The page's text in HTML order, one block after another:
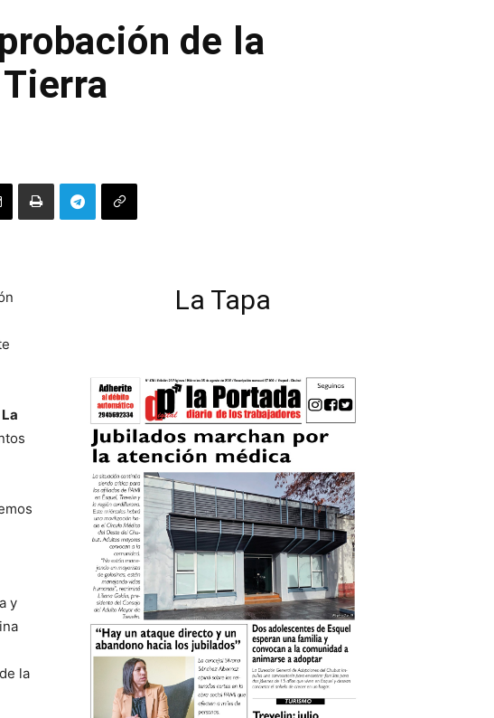
de la
La
y
la
La Tapa